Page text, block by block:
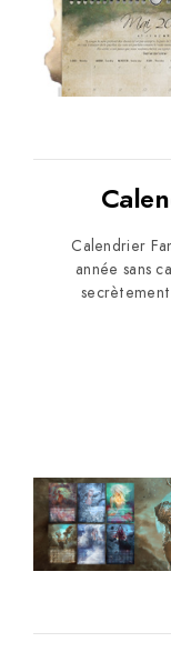
Calendrier
année sans